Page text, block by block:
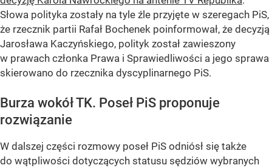
Słowa polityka zostały na tyle źle przyjęte w szeregach PiS,
że rzecznik partii Rafał Bochenek poinformował, że decyzją
Jarosława Kaczyńskiego, polityk został zawieszony
w prawach członka Prawa i Sprawiedliwości a jego sprawa
skierowano do rzecznika dyscyplinarnego PiS.
Burza wokół TK. Poseł PiS proponuje
rozwiązanie
W dalszej części rozmowy poseł PiS odniósł się także
do wątpliwości dotyczących statusu sędziów wybranych